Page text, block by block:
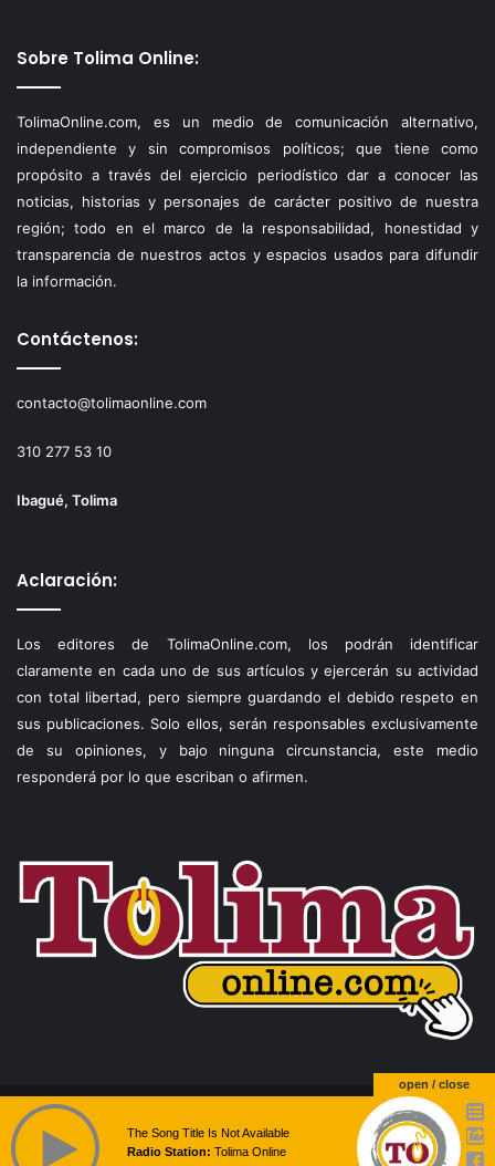
Sobre Tolima Online:
TolimaOnline.com, es un medio de comunicación alternativo,
independiente y sin compromisos políticos; que tiene como
propósito a través del ejercicio periodístico dar a conocer las
noticias, historias y personajes de carácter positivo de nuestra
región; todo en el marco de la responsabilidad, honestidad y
transparencia de nuestros actos y espacios usados para difundir
la información.
Contáctenos:
contacto@tolimaonline.com
310 277 53 10
Ibagué, Tolima
Aclaración:
Los editores de TolimaOnline.com, los podrán identificar
claramente en cada uno de sus artículos y ejercerán su actividad
con total libertad, pero siempre guardando el debido respeto en
sus publicaciones. Solo ellos, serán responsables exclusivamente
de su opiniones, y bajo ninguna circunstancia, este medio
responderá por lo que escriban o afirmen.
© Copyright 2026, Todos los derechos reservados |
Theme by
Temperita
open / close
The Song Title Is Not Available
Radio Station: Tolima Online